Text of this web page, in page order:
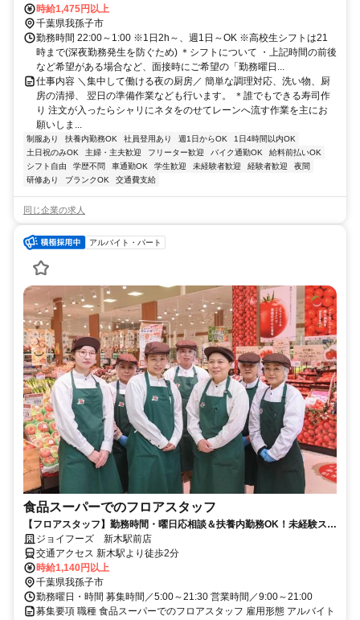
時給1,475円以上
千葉県我孫子市
勤務時間 22:00～1:00 ※1日2h～、週1日～OK ※高校生シフトは21
時まで(深夜勤務発生を防ぐため) ＊シフトについて ・上記時間の前後
など希望がある場合など、面接時にご希望の「勤務曜日...
仕事内容 ＼集中して働ける夜の厨房／ 簡単な調理対応、洗い物、厨
房の清掃、 翌日の準備作業なども行います。 ＊誰でもできる寿司作
り 注文が入ったらシャリにネタをのせてレーンへ流す作業を主にお
願いしま...
制服あり 扶養内勤務OK 社員登用あり 週1日からOK
1日4時間以内OK
土日祝のみOK
主婦・主夫歓迎 フリーター歓迎 バイク通勤OK
給料前払いOK
シフト自由
学歴不問 車通勤OK 学生歓迎 未経験者歓迎 経験者歓迎
夜間
研修あり
ブランクOK 交通費支給
同じ企業の求人
アルバイト・パート
食品スーパーでのフロアスタッフ
【フロアスタッフ】勤務時間・曜日応相談＆扶養内勤務OK！未経験スタ
ート大歓迎♪
ジョイフーズ 新木駅前店
交通アクセス 新木駅より徒歩2分
時給1,140円以上
千葉県我孫子市
勤務曜日・時間 募集時間／5:00～21:30 営業時間／9:00～21:00
募集要項 職種 食品スーパーでのフロアスタッフ 雇用形態 アルバイト